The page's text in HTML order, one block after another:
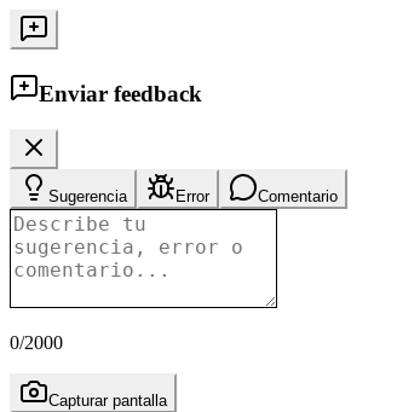
Enviar feedback
Sugerencia Error Comentario
0/2000
Capturar pantalla